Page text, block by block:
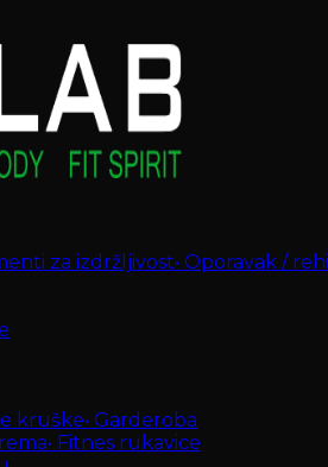
za izdržljivost• Oporavak /
kruške• Garderoba
• Fitnes rukavice